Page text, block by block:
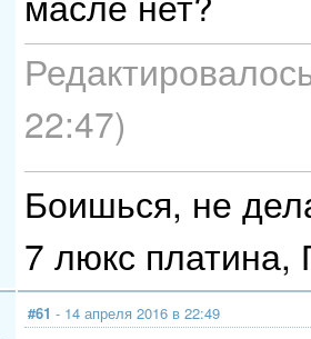
22:47)
Боишься, не
7 люкс
#61 - 14 апреля 2016 в 22:49